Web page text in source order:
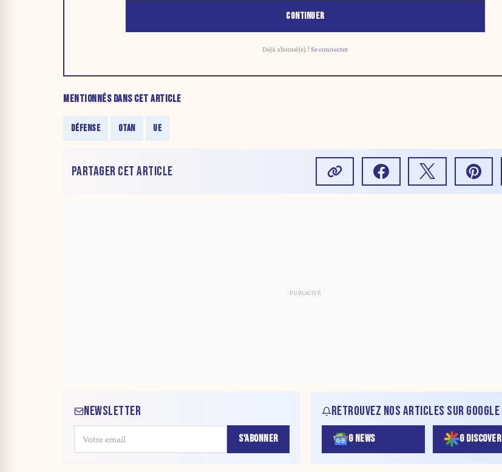
CONTINUER
Déjà abonné(e) ?Se connecter
MENTIONNÉS DANS CET ARTICLE
DÉFENSE OTAN UE
PARTAGER CET ARTICLE
NEWSLETTER
S'ABONNER
RETROUVEZ NOS ARTICLES SUR GOOGLE
G NEWS G DISCOVER